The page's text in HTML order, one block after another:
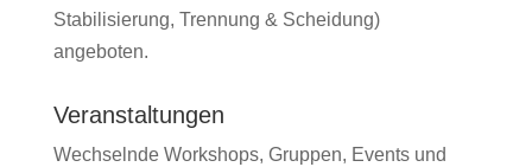
Stabilisierung, Trennung & Scheidung)
angeboten.
Veranstaltungen
Wechselnde Workshops, Gruppen, Events und